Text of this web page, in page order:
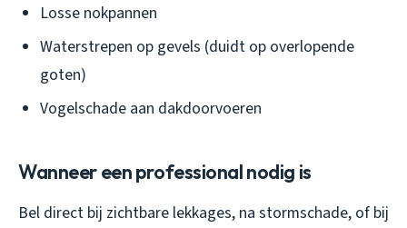
Losse nokpannen
Waterstrepen op gevels (duidt op overlopende
goten)
Vogelschade aan dakdoorvoeren
Wanneer een professional nodig is
Bel direct bij zichtbare lekkages, na stormschade, of bij